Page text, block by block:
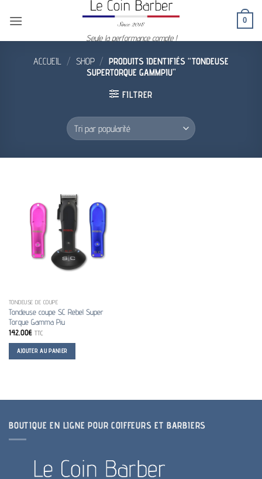
Seule la performance compte !
0
ACCUEIL / SHOP / PRODUITS IDENTIFIÉS “TONDEUSE
SUPERTORQUE GAMMPIU”
FILTRER
TONDEUSE DE COUPE
Tondeuse coupe SC Rebel Super
Torque Gamma Piu
142.00€ TTC
AJOUTER AU PANIER
BOUTIQUE EN LIGNE POUR COIFFEURS ET BARBIERS